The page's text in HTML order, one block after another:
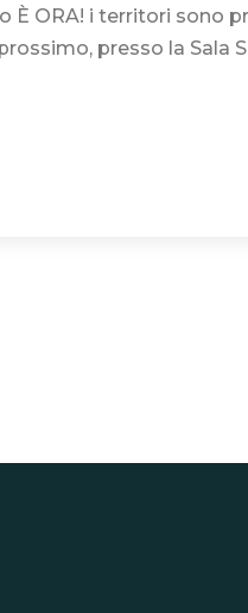
È ORA! i territori sono
presso la Sala